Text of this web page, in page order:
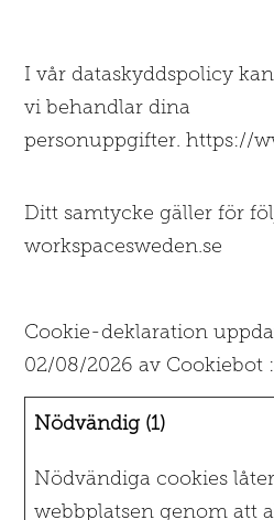
I vår dataskyddspolicy
vi behandlar dina
personuppgifter. https://
Ditt samtycke gäller för
workspacesweden.se
Cookie-deklaration
02/08/2026 av Cookiebot :
Nödvändig (1)
Nödvändiga cookies
webbplatsen genom att